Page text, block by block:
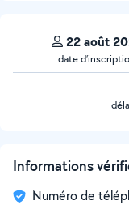
22 août
date
Informations
Numéro de